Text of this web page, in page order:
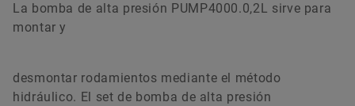
La bomba de alta presión PUMP4000.0,2L sirve para
montar y
desmontar rodamientos mediante el método
hidráulico. El set de bomba de alta presión